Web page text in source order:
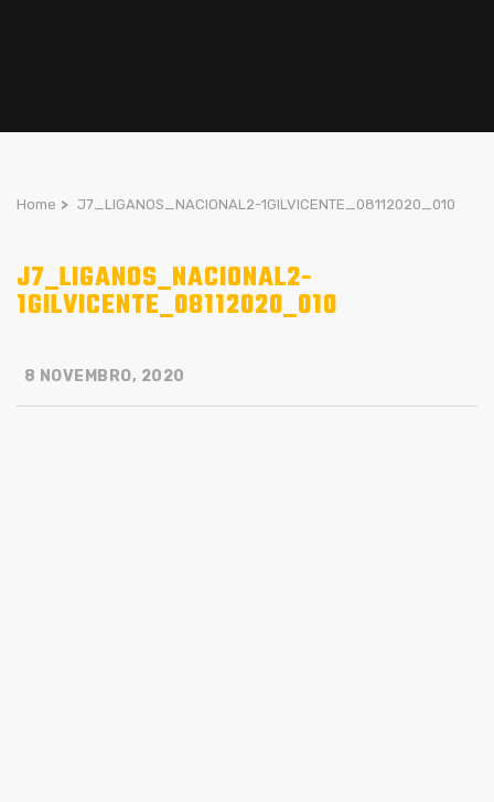
Home > J7_LIGANOS_NACIONAL2-1GILVICENTE_08112020_010
J7_LIGANOS_NACIONAL2-
1GILVICENTE_08112020_010
8 NOVEMBRO, 2020